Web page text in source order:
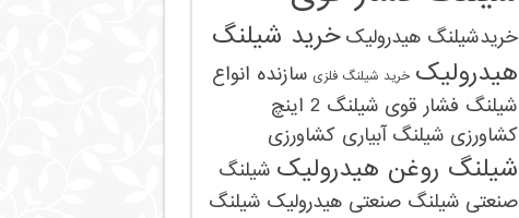
خریدشیلنگ هیدرولیک خرید شیلنگ
هیدرولیک خرید شیلنگ‌ فلزی سازنده انواع
شیلنگ فشار قوی
شیلنگ 2 اینچ
کشاورزی شیلنگ آبیاری کشاورزی
شیلنگ روغن هیدرولیک شیلنگ
صنعتی شیلنگ صنعتی هیدرولیک شیلنگ